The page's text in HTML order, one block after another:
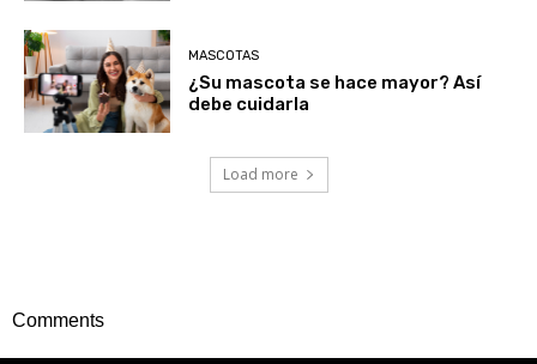
MASCOTAS
¿Su mascota se hace mayor? Así
debe cuidarla
Load more
Comments